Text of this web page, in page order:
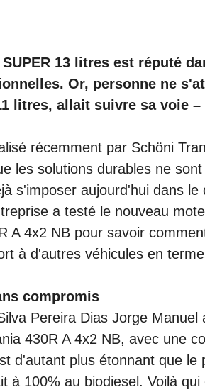
13 litres est réputé
Or, personne ne
litres, allait suivre sa voie
récemment par Schöni
les solutions durables ne
s'imposer aujourd'hui dans
a testé le nouveau
A 4x2 NB pour savoir
à d'autres véhicules en
compromis
Pereira Dias Jorge
430R A 4x2 NB, avec une
d'autant plus étonnant que
à 100% au biodiesel. Voilà